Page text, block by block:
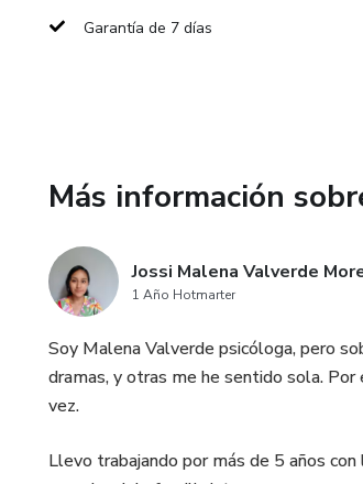
Garantía de 7 días
Más información
Jossi Malena Valverde
1 Año Hotmarter
Soy Malena Valverde psicóloga, pero
dramas, y otras me he sentido sola.
vez.
Llevo trabajando por más de 5 años